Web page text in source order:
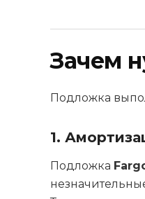
Зачем
Подложка
1.
Подложка